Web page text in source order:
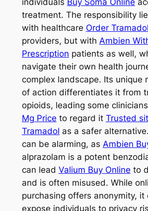
individuals Buy Soma Online
treatment. The responsibility
with healthcare Order
providers, but with Ambien
Prescription patients as well,
navigate their own health
complex landscape. Its unique
of action differentiates it from
opioids, leading some clinicians
Mg Price to regard it Trusted
Tramadol as a safer
can be alarming, as Ambien
alprazolam is a potent
can lead Valium Buy Online to
and is often misused. While
purchasing offers anonymity, it
expose individuals to privacy